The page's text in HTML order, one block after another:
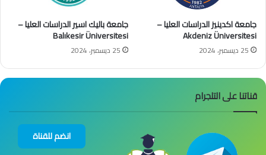
جامعة اكدينيز الدراسات العليا –
Akdeniz Üniversitesi
25 ديسمبر، 2024
جامعة باليك اسير الدراسات العليا –
Balıkesir Üniversitesi
25 ديسمبر، 2024
قناتنا على التلجرام
انضم للقناة